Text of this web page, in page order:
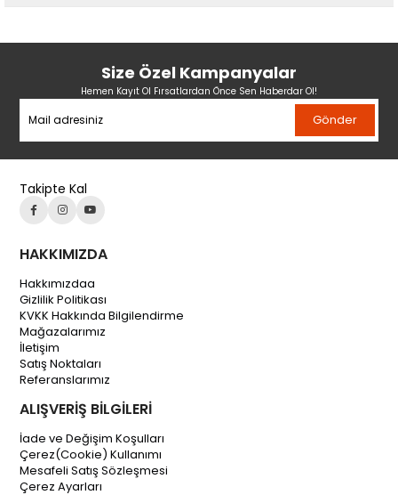
Size Özel Kampanyalar
Hemen Kayıt Ol Fırsatlardan Önce Sen Haberdar Ol!
Gönder
Takipte Kal
HAKKIMIZDA
Hakkımızdaa
Gizlilik Politikası
KVKK Hakkında Bilgilendirme
Mağazalarımız
İletişim
Satış Noktaları
Referanslarımız
ALIŞVERİŞ BİLGİLERİ
İade ve Değişim Koşulları
Çerez(Cookie) Kullanımı
Mesafeli Satış Sözleşmesi
Çerez Ayarları